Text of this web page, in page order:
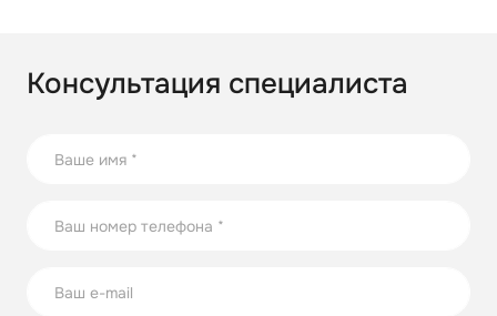
Консультация специалиста